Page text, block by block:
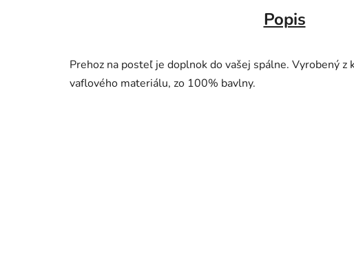
Popis
Prehoz na posteľ je doplnok do vašej spálne. Vyrobený z
vaflového materiálu, zo 100% bavlny.